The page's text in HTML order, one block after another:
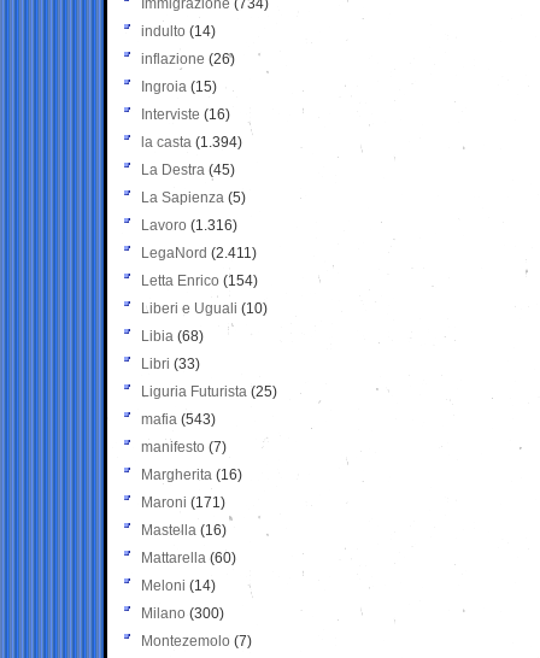
Immigrazione (734)
indulto (14)
inflazione (26)
Ingroia (15)
Interviste (16)
la casta (1.394)
La Destra (45)
La Sapienza (5)
Lavoro (1.316)
LegaNord (2.411)
Letta Enrico (154)
Liberi e Uguali (10)
Libia (68)
Libri (33)
Liguria Futurista (25)
mafia (543)
manifesto (7)
Margherita (16)
Maroni (171)
Mastella (16)
Mattarella (60)
Meloni (14)
Milano (300)
Montezemolo (7)